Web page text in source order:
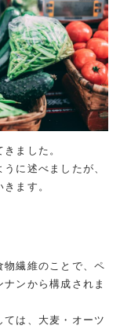
ました。
に述べましたが、
ます。
繊維のことで、ペ
ンから構成されま
は、大麦・オーツ